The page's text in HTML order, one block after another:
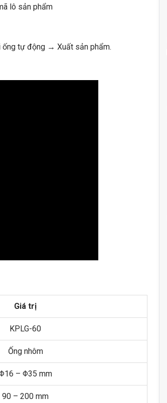
lô sản phẩm
tự động → Xuất sản phẩm.
Giá trị
KPLG-60
Ống nhôm
– Φ35 mm
90 – 200 mm